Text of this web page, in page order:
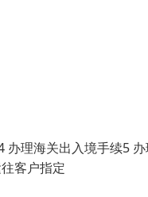
办理海关出入境手续5
客户指定